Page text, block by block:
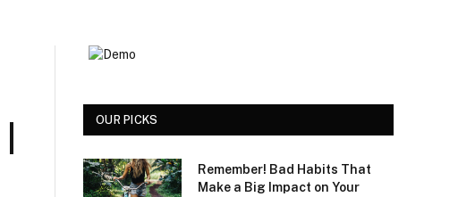
OUR PICKS
Remember! Bad Habits That
Make a Big Impact on Your